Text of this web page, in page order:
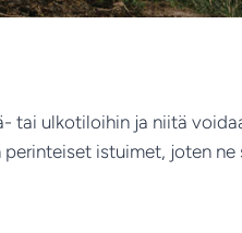
tai ulkotiloihin ja niitä
istuimet, joten